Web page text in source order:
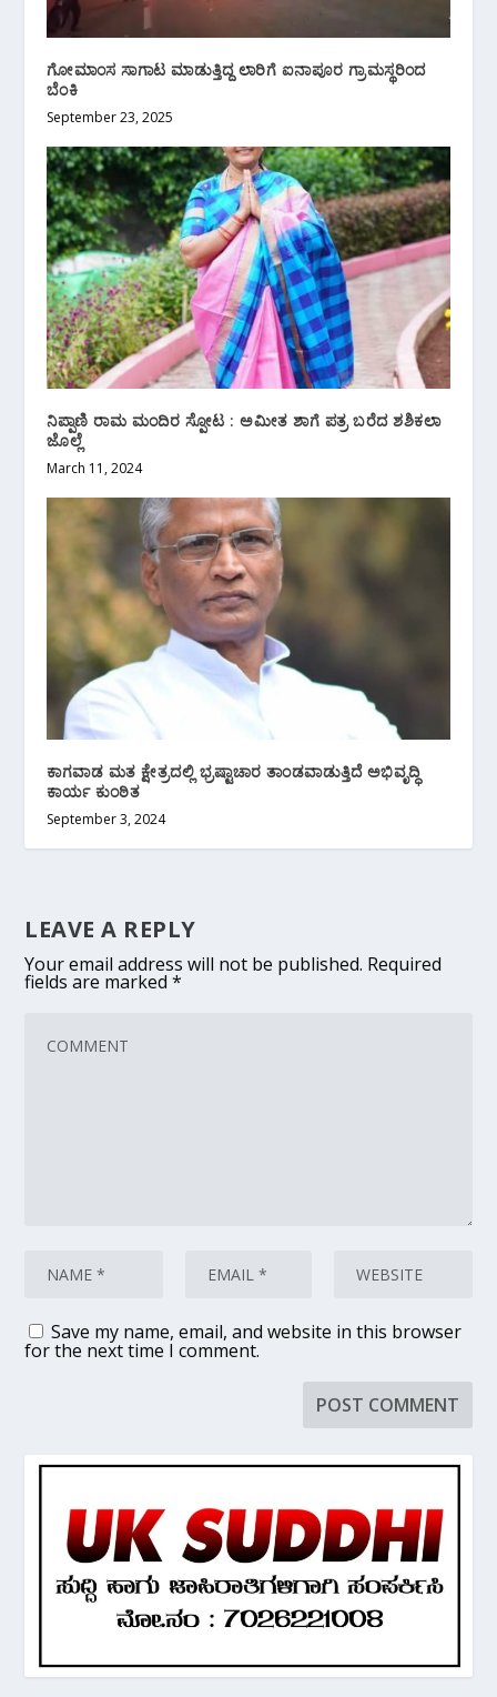
ಗೋಮಾಂಸ ಸಾಗಾಟ ಮಾಡುತ್ತಿದ್ದ ಲಾರಿಗೆ ಐನಾಪೂರ ಗ್ರಾಮಸ್ಥರಿಂದ
ಬೆಂಕಿ
September 23, 2025
ನಿಪ್ಪಾಣಿ ರಾಮ ಮಂದಿರ ಸ್ಪೋಟ : ಅಮೀತ ಶಾಗೆ ಪತ್ರ ಬರೆದ ಶಶಿಕಲಾ
ಜೊಲ್ಲೆ
March 11, 2024
ಕಾಗವಾಡ ಮತ ಕ್ಷೇತ್ರದಲ್ಲಿ ಭ್ರಷ್ಟಾಚಾರ ತಾಂಡವಾಡುತ್ತಿದೆ ಅಭಿವೃದ್ಧಿ
ಕಾರ್ಯ ಕುಂಠಿತ
September 3, 2024
LEAVE A REPLY
Your email address will not be published. Required
fields are marked*
Save my name, email, and website in this browser
for the next time I comment.